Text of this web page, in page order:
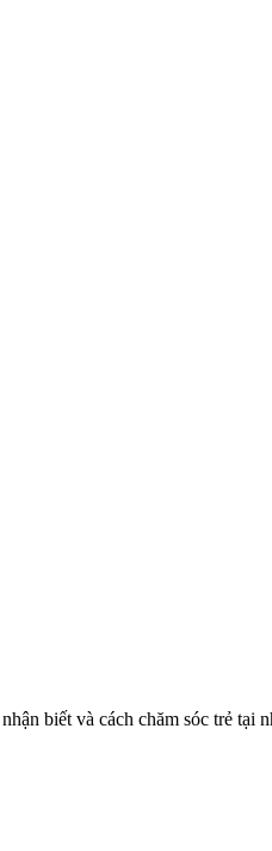
biết và cách chăm sóc trẻ tại